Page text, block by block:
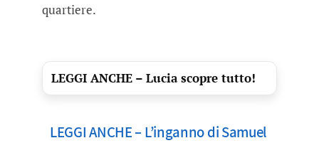
quartiere.
LEGGI ANCHE – Lucia scopre tutto!
LEGGI ANCHE – L’inganno di Samuel